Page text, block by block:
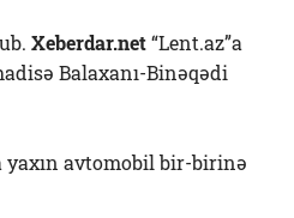
Xeberdar.net“Lent.az”a
Balaxanı-Binəqədi
yaxın avtomobil bir-birinə